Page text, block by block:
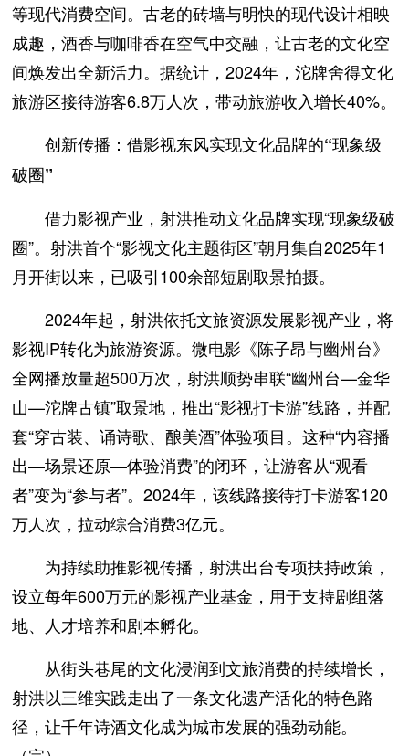
等现代消费空间。古老的砖墙与明快的现代设计相映
成趣，酒香与咖啡香在空气中交融，让古老的文化空
间焕发出全新活力。据统计，2024年，沱牌舍得文化
旅游区接待游客6.8万人次，带动旅游收入增长40%。
创新传播：借影视东风实现文化品牌的“现象级
破圈”
借力影视产业，射洪推动文化品牌实现“现象级破
圈”。射洪首个“影视文化主题街区”朝月集自2025年1
月开街以来，已吸引100余部短剧取景拍摄。
2024年起，射洪依托文旅资源发展影视产业，将
影视IP转化为旅游资源。微电影《陈子昂与幽州台》
全网播放量超500万次，射洪顺势串联“幽州台—金华
山—沱牌古镇”取景地，推出“影视打卡游”线路，并配
套“穿古装、诵诗歌、酿美酒”体验项目。这种“内容播
出—场景还原—体验消费”的闭环，让游客从“观看
者”变为“参与者”。2024年，该线路接待打卡游客120
万人次，拉动综合消费3亿元。
为持续助推影视传播，射洪出台专项扶持政策，
设立每年600万元的影视产业基金，用于支持剧组落
地、人才培养和剧本孵化。
从街头巷尾的文化浸润到文旅消费的持续增长，
射洪以三维实践走出了一条文化遗产活化的特色路
径，让千年诗酒文化成为城市发展的强劲动能。